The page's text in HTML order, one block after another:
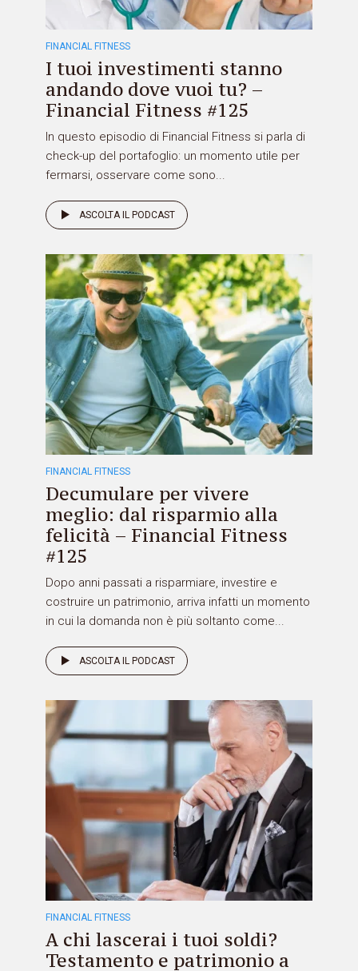
FINANCIAL FITNESS
I tuoi investimenti stanno
andando dove vuoi tu? –
Financial Fitness #125
In questo episodio di Financial Fitness si parla di
check-up del portafoglio: un momento utile per
fermarsi, osservare come sono...
ASCOLTA IL PODCAST
FINANCIAL FITNESS
Decumulare per vivere
meglio: dal risparmio alla
felicità – Financial Fitness
#125
Dopo anni passati a risparmiare, investire e
costruire un patrimonio, arriva infatti un momento
in cui la domanda non è più soltanto come...
ASCOLTA IL PODCAST
FINANCIAL FITNESS
A chi lascerai i tuoi soldi?
Testamento e patrimonio a